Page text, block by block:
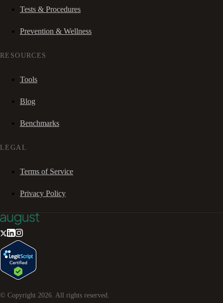
Tests & Procedures
Prevention & Wellness
RESOURCES
Tools
Blog
Benchmarks
LEGAL
Terms of Service
Privacy Policy
© Copyright 2026. All rights reserved.